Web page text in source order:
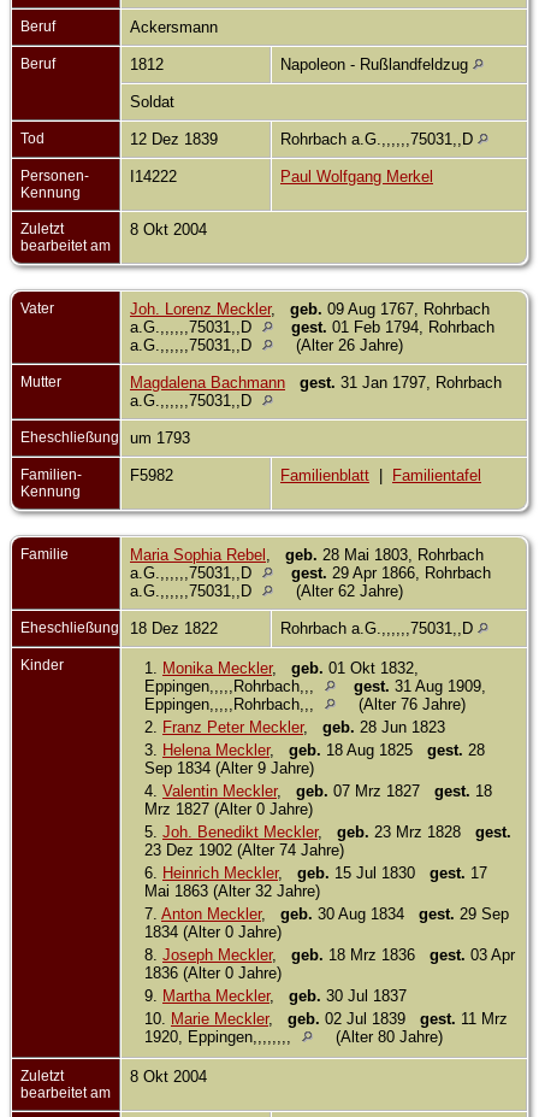
Beruf Ackersmann
Beruf 1812 Napoleon - Rußlandfeldzug
Soldat
Tod 12 Dez 1839 Rohrbach a.G.,,,,,,75031,,D
Personen-
Kennung
I14222 Paul Wolfgang Merkel
Zuletzt
bearbeitet am
8 Okt 2004
Vater Joh. Lorenz Meckler, geb. 09 Aug 1767, Rohrbach
a.G.,,,,,,75031,,D
gest. 01 Feb 1794, Rohrbach
a.G.,,,,,,75031,,D
(Alter 26 Jahre)
Mutter Magdalena Bachmann gest. 31 Jan 1797, Rohrbach
a.G.,,,,,,75031,,D
Eheschließung um 1793
Familien-
Kennung
F5982 Familienblatt Familientafel
Familie Maria Sophia Rebel geb. 28 Mai 1803, Rohrbach
a.G.,,,,,,75031,,D
gest. 29 Apr 1866, Rohrbach
a.G.,,,,,,75031,,D
(Alter 62 Jahre)
Eheschließung 18 Dez 1822 Rohrbach a.G.,,,,,,75031,,D
Kinder 1. Monika Meckler, geb. 01 Okt 1832,
Eppingen,,,,,Rohrbach,,,
gest. 31 Aug 1909,
Eppingen,,,,,Rohrbach,,,
(Alter 76 Jahre)
2.
Franz Peter Meckler, geb. 28 Jun 1823
3.
Helena Meckler, geb. 18 Aug 1825 gest. 28
Sep 1834 (Alter 9 Jahre)
4. Valentin Meckler, geb. 07 Mrz 1827 gest. 18
Mrz 1827 (Alter 0 Jahre)
5. Joh. Benedikt Meckler, geb. 23 Mrz 1828 gest.
23 Dez 1902 (Alter 74 Jahre)
6.
Heinrich Meckler, geb. 15 Jul 1830 gest. 17
Mai 1863 (Alter 32 Jahre)
7. Anton Meckler, geb. 30 Aug 1834 gest. 29 Sep
1834 (Alter 0 Jahre)
8. Joseph Meckler, geb. 18 Mrz 1836 gest. 03 Apr
1836 (Alter 0 Jahre)
9.
Martha Meckler, geb. 30 Jul 1837
10.
Marie Meckler, geb. 02 Jul 1839 gest. 11 Mrz
1920, Eppingen,,,,,,,,
(Alter 80 Jahre)
Zuletzt
bearbeitet am
8 Okt 2004